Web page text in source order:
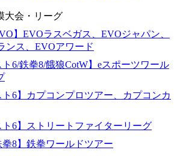
大会・リーグ
】EVOラスベガス、EVOジャパン、
ンス、EVOアワード
ト6/鉄拳8/餓狼CotW】eスポーツワール
ト6】カプコンプロツアー、カプコンカ
ト6】ストリートファイターリーグ
拳8】鉄拳ワールドツアー